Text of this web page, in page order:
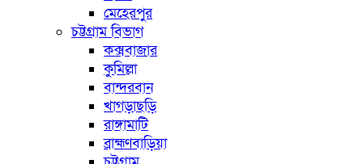
মেহেরপুর
চট্টগ্রাম বিভাগ
কক্সবাজার
কুমিল্লা
বান্দরবান
খাগড়াছড়ি
রাঙ্গামাটি
ব্রাহ্মণবাড়িয়া